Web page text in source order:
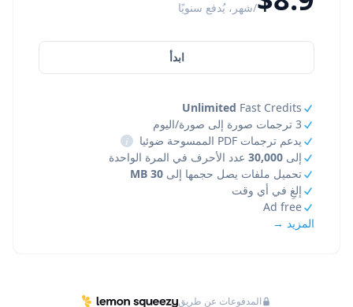
/شهر، يُدفع سنويًا
ابدأ
Unlimited Fast Credits
3 ترجمات صورة إلى صورة/اليوم
يدعم ترجمات PDF الممسوحة ضوئيا
i
إلى 30,000 عدد الأحرف في المرة الواحدة
تحميل ملفات يصل حجمها إلى 30 MB
إلغِ في أي وقت
Ad free
المزيد →
المدفوعات عن طريق